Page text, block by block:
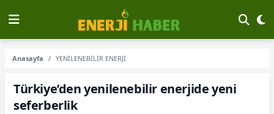
Anasayfa YENİLENEBİLİR ENERJİ
Türkiye’den yenilenebilir enerjide yeni
seferberlik